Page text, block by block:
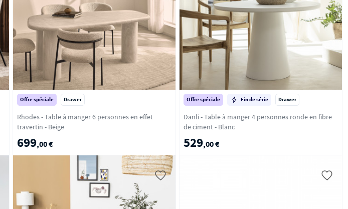
Offre spéciale Drawer
Rhodes - Table à manger 6 personnes en effet
travertin - Beige
699,00 €
Offre spéciale Fin de série Drawer
Danli - Table à manger 4 personnes ronde en fibre
de ciment - Blanc
529,00 €